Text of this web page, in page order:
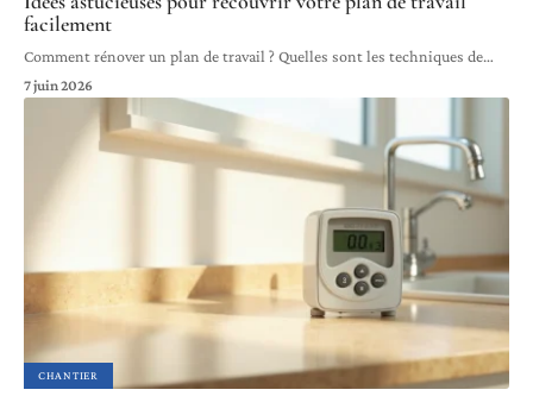
facilement
Comment rénover un plan de travail ? Quelles sont les techniques de…
7 juin 2026
CHANTIER